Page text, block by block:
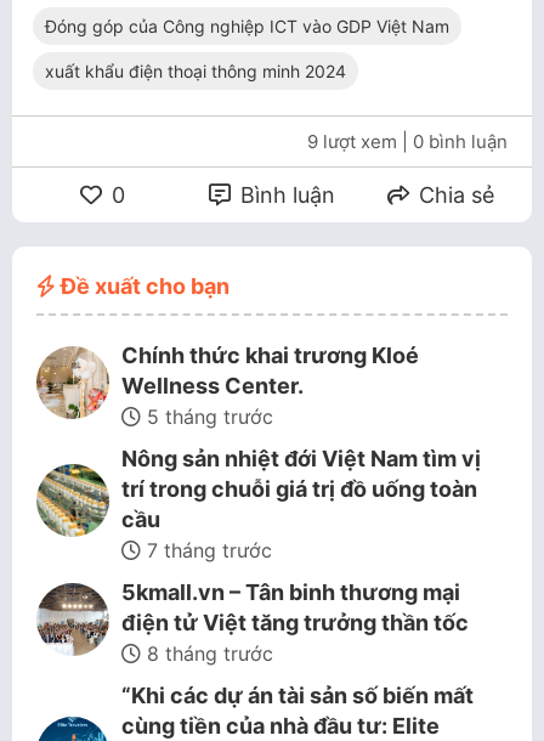
Đóng góp của Công nghiệp ICT vào GDP Việt Nam
xuất khẩu điện thoại thông minh 2024
9 lượt xem | 0 bình luận
0 Bình luận Chia sẻ
Đề xuất cho bạn
Chính thức khai trương Kloé
Wellness Center.
5 tháng trước
Nông sản nhiệt đới Việt Nam tìm vị
trí trong chuỗi giá trị đồ uống toàn
cầu
7 tháng trước
5kmall.vn – Tân binh thương mại
điện tử Việt tăng trưởng thần tốc
8 tháng trước
“Khi các dự án tài sản số biến mất
cùng tiền của nhà đầu tư: Elite